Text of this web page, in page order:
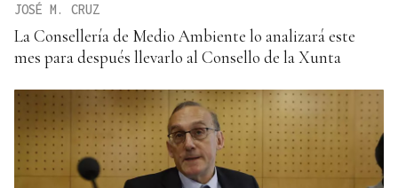
JOSÉ M. CRUZ
La Consellería de Medio Ambiente lo analizará este
mes para después llevarlo al Consello de la Xunta